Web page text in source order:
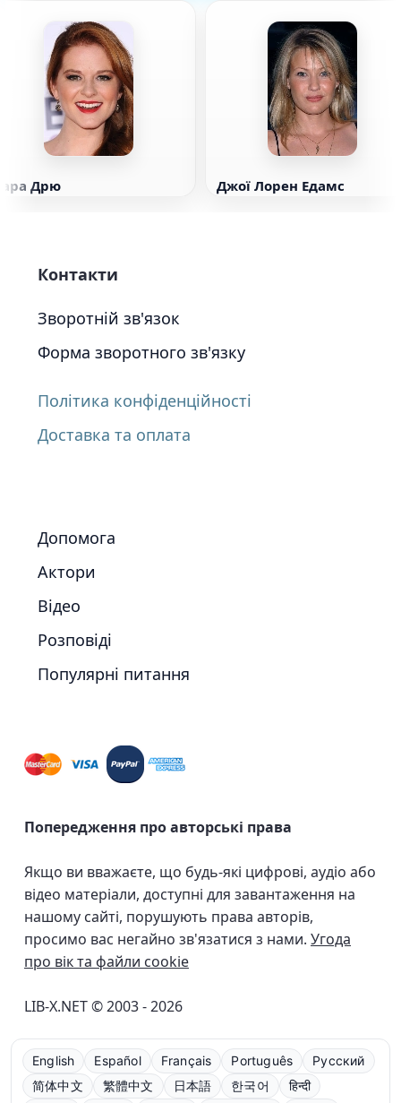
Дрю Джої Лорен Едамс
Контакти
Зворотній зв'язок
Форма зворотного зв'язку
Політика конфіденційності
Доставка та оплата
Допомога
Актори
Відео
Розповіді
Популярні питання
Попередження про авторські права
Якщо ви вважаєте, що будь-які цифрові, аудіо або
відео матеріали, доступні для завантаження на
нашому сайті, порушують права авторів,
просимо вас негайно зв'язатися з нами. Угода
про вік та файли cookie
LIB-X.NET © 2003 - 2026
English Español Français Português
Русский
简体中文
繁體中文 日本語 한국어 हिन्दी